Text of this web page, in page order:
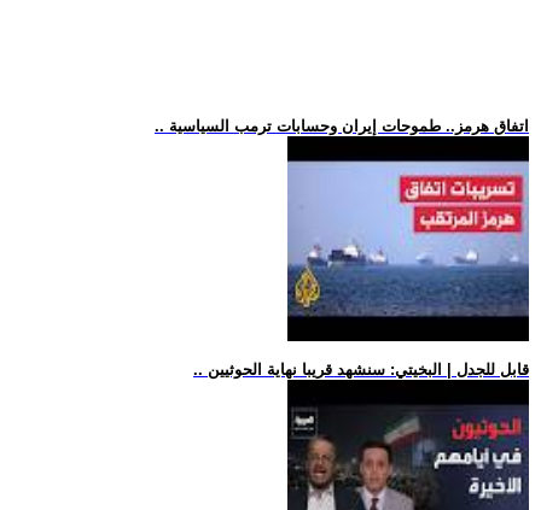
.. اتفاق هرمز.. طموحات إيران وحسابات ترمب السياسية
.. قابل للجدل | البخيتي: سنشهد قريبا نهاية الحوثيين